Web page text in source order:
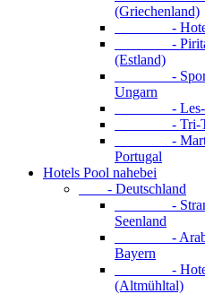
(Griechenland)
- Hotel
- Pirita
(Estland)
- Sport-
Ungarn
- Les-
- Tri-
- Martinhal
Portugal
Hotels Pool nahebei
- Deutschland
-
Seenland
- Arabella
Bayern
- Hotel
(Altmühltal)